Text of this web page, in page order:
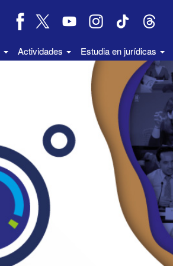
Actividades Estudia en jurídicas